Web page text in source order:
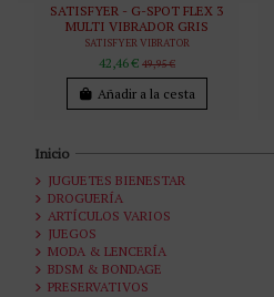
SATISFYER - G-SPOT FLEX 3
MULTI VIBRADOR GRIS
SATISFYER VIBRATOR
42,46 € 49,95 €
Añadir a la cesta
Inicio
JUGUETES BIENESTAR
DROGUERÍA
ARTÍCULOS VARIOS
JUEGOS
MODA & LENCERÍA
BDSM & BONDAGE
PRESERVATIVOS